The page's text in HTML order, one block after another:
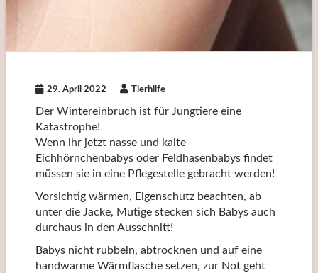
29. April 2022 Tierhilfe
Der Wintereinbruch ist für Jungtiere eine
Katastrophe!
Wenn ihr jetzt nasse und kalte
Eichhörnchenbabys oder Feldhasenbabys findet
müssen sie in eine Pflegestelle gebracht werden!
Vorsichtig wärmen, Eigenschutz beachten, ab
unter die Jacke, Mutige stecken sich Babys auch
durchaus in den Ausschnitt!
Babys nicht rubbeln, abtrocknen und auf eine
handwarme Wärmflasche setzen, zur Not geht